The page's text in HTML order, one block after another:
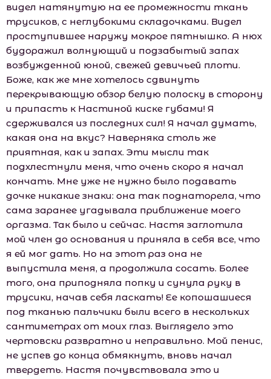
видел натянутую на ее промежности ткань
трусиков, с неглубокими складочками. Видел
проступившее наружу мокрое пятнышко. А нюх
будоражил волнующий и подзабытый запах
возбужденной юной, свежей девичьей плоти.
Боже, как же мне хотелось сдвинуть
перекрывающую обзор белую полоску в сторону
и припасть к Настиной киске губами! Я
сдерживался из последних сил! Я начал думать,
какая она на вкус? Наверняка столь же
приятная, как и запах. Эти мысли так
подхлестнули меня, что очень скоро я начал
кончать. Мне уже не нужно было подавать
дочке никакие знаки: она так поднаторела, что
сама заранее угадывала приближение моего
оргазма. Так было и сейчас. Настя заглотила
мой член до основания и приняла в себя все, что
я ей мог дать. Но на этот раз она не
выпустила меня, а продолжила сосать. Более
того, она приподняла попку и сунула руку в
трусики, начав себя ласкать! Ее копошашиеся
под тканью пальчики были всего в нескольких
сантиметрах от моих глаз. Выглядело это
чертовски развратно и неправильно. Мой пенис,
не успев до конца обмякнуть, вновь начал
твердеть. Настя почувствовала это и